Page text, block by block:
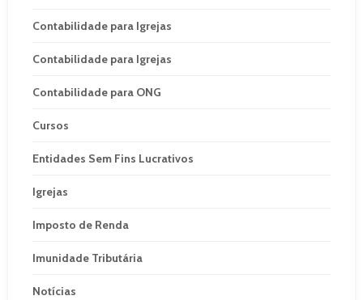
Contabilidade para Igrejas
Contabilidade para Igrejas
Contabilidade para ONG
Cursos
Entidades Sem Fins Lucrativos
Igrejas
Imposto de Renda
Imunidade Tributária
Notícias